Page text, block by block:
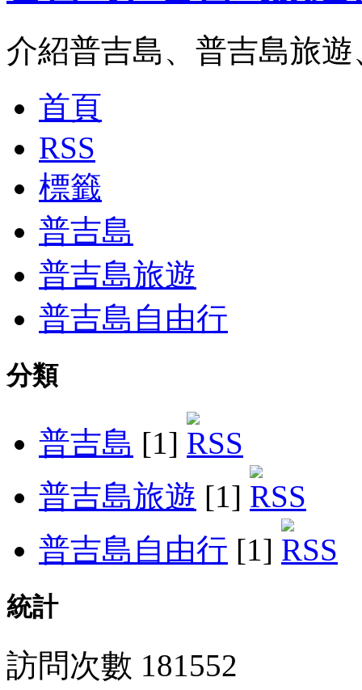
介紹普吉島、普吉島旅
首頁
RSS
標籤
普吉島
普吉島旅遊
普吉島自由行
分類
普吉島 [1]
普吉島旅遊 [1]
普吉島自由行 [1]
統計
訪問次數 181552